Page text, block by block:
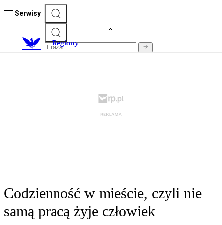
Serwisy
Regiony
Codzienność w mieście, czyli nie
samą pracą żyje człowiek